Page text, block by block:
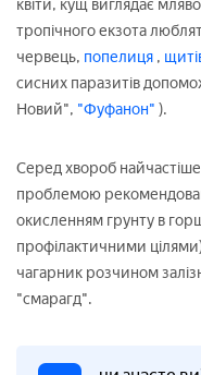
квіти, кущ виглядає
тропічного екзота
червець, попелиця ,
сисних паразитів
Новий", "Фуфанон" ).
Серед хвороб
проблемою
окисленням грунту в
профілактичними
чагарник розчином
"смарагд".